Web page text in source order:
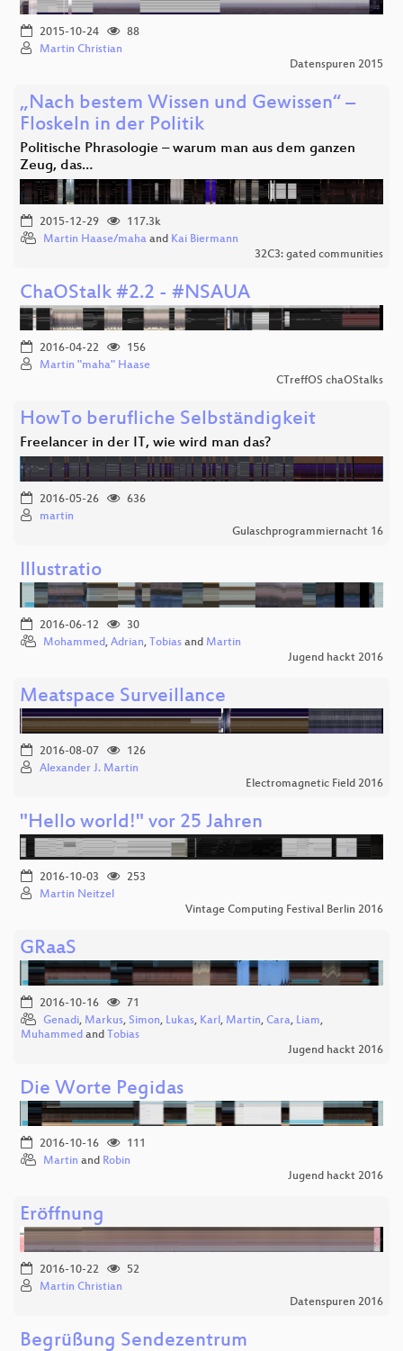
2015-10-24
88
Martin Christian
Datenspuren 2015
„Nach bestem Wissen und Gewissen“ –
Floskeln in der Politik
Politische Phrasologie – warum man aus dem ganzen
Zeug, das…
2015-12-29
117.3k
Martin Haase/maha and Kai Biermann
32C3: gated communities
ChaOStalk #2.2 - #NSAUA
2016-04-22
156
Martin "maha" Haase
CTreffOS chaOStalks
HowTo berufliche Selbständigkeit
Freelancer in der IT, wie wird man das?
2016-05-26
636
martin
Gulaschprogrammiernacht 16
Illustratio
2016-06-12
30
Mohammed, Adrian, Tobias and Martin
Jugend hackt 2016
Meatspace Surveillance
2016-08-07
126
Alexander J. Martin
Electromagnetic Field 2016
"Hello world!" vor 25 Jahren
2016-10-03
253
Martin Neitzel
Vintage Computing Festival Berlin 2016
GRaaS
2016-10-16
71
Genadi, Markus, Simon, Lukas, Karl, Martin, Cara, Liam,
Muhammed and Tobias
Jugend hackt 2016
Die Worte Pegidas
2016-10-16
111
Martin and Robin
Jugend hackt 2016
Eröffnung
2016-10-22
52
Martin Christian
Datenspuren 2016
Begrüßung Sendezentrum